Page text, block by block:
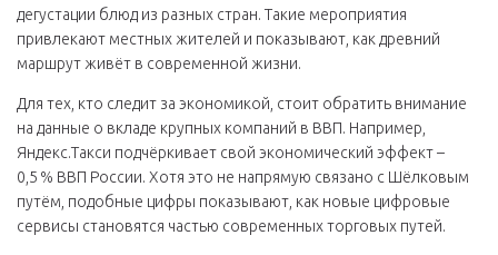
дегустации блюд из разных стран. Такие мероприятия
привлекают местных жителей и показывают, как древний
маршрут живёт в современной жизни.
Для тех, кто следит за экономикой, стоит обратить внимание
на данные о вкладе крупных компаний в ВВП. Например,
Яндекс.Такси подчёркивает свой экономический эффект –
0,5 % ВВП России. Хотя это не напрямую связано с Шёлковым
путём, подобные цифры показывают, как новые цифровые
сервисы становятся частью современных торговых путей.